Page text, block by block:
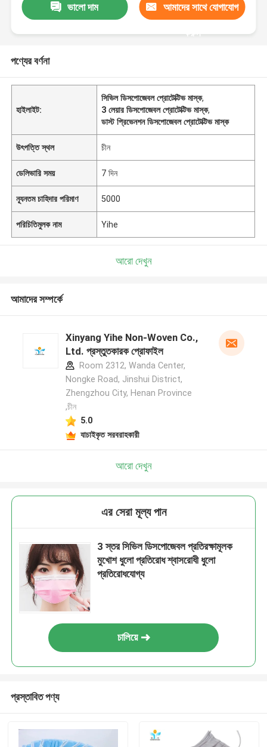
ভালো দাম আমাদের সাথে যোগাযোগ
করুন
পণ্যের বর্ণনা
হাইলাইট:
সিভিল ডিসপোজেবল প্রোটেক্টিভ মাস্ক,
3 লেয়ার ডিসপোজেবল প্রোটেক্টিভ মাস্ক,
ডাস্ট প্রিভেনশন ডিসপোজেবল প্রোটেক্টিভ মাস্ক
উৎপত্তি স্থল চীন
ডেলিভারি সময় 7 দিন
ন্যূনতম চাহিদার পরিমাণ 5000
পরিচিতিমুলক নাম Yihe
আরো দেখুন
আমাদের সম্পর্কে
Xinyang Yihe Non-Woven Co.,
Ltd. প্রস্তুতকারক প্রোফাইল
Room 2312, Wanda Center,
Nongke Road, Jinshui District,
Zhengzhou City, Henan Province
,চীন
5.0
যাচাইকৃত সরবরাহকারী
আরো দেখুন
এর সেরা মূল্য পান
3 স্তর সিভিল ডিসপোজেবল প্রতিরক্ষামূলক
মুখোশ ধুলো প্রতিরোধ শ্বাসরোধী ধুলো
প্রতিরোধযোগ্য
চালিয়ে
প্রস্তাবিত পণ্য